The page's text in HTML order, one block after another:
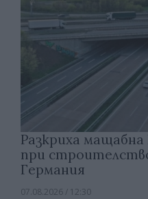
Разкриха
при
Германия
07.08.2026 / 12:30